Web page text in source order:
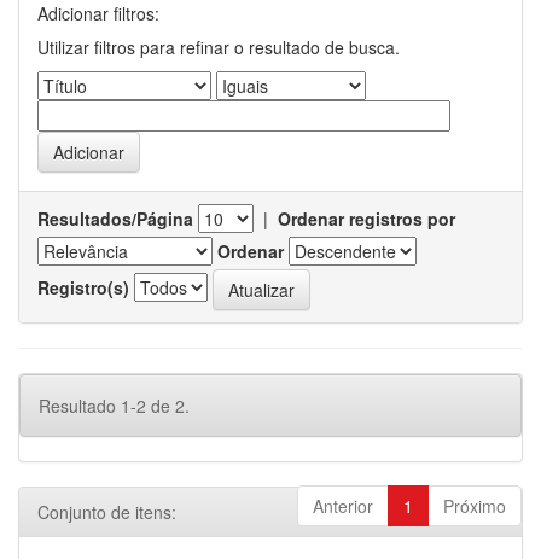
Adicionar filtros:
Utilizar filtros para refinar o resultado de busca.
Resultados/Página | Ordenar registros por
Ordenar
Registro(s)
Resultado 1-2 de 2.
Anterior 1 Próximo
Conjunto de itens: